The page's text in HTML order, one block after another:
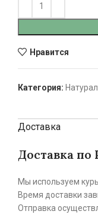
Нравится
Категория:
Доставка
Доставка по
Мы используем
Время доставки
Отправка